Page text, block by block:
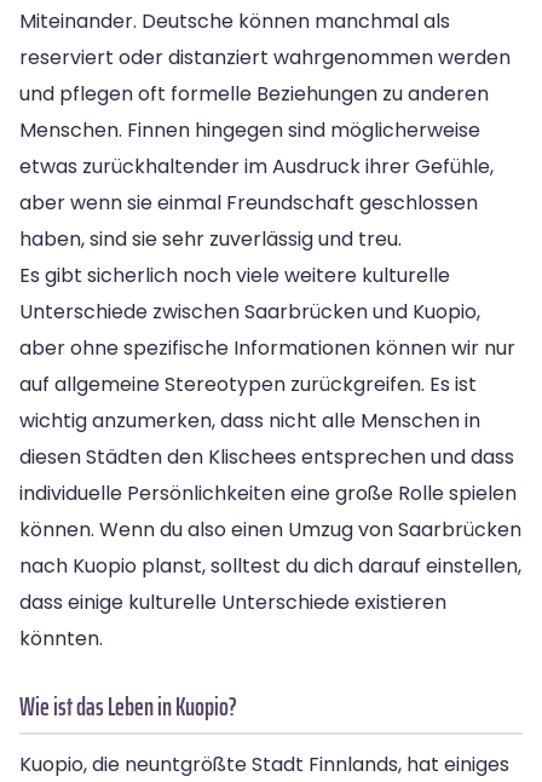
Miteinander. Deutsche können manchmal als
reserviert oder distanziert wahrgenommen werden
und pflegen oft formelle Beziehungen zu anderen
Menschen. Finnen hingegen sind möglicherweise
etwas zurückhaltender im Ausdruck ihrer Gefühle,
aber wenn sie einmal Freundschaft geschlossen
haben, sind sie sehr zuverlässig und treu.
Es gibt sicherlich noch viele weitere kulturelle
Unterschiede zwischen Saarbrücken und Kuopio,
aber ohne spezifische Informationen können wir nur
auf allgemeine Stereotypen zurückgreifen. Es ist
wichtig anzumerken, dass nicht alle Menschen in
diesen Städten den Klischees entsprechen und dass
individuelle Persönlichkeiten eine große Rolle spielen
können. Wenn du also einen Umzug von Saarbrücken
nach Kuopio planst, solltest du dich darauf einstellen,
dass einige kulturelle Unterschiede existieren
könnten.
Wie ist das Leben in Kuopio?
Kuopio, die neuntgrößte Stadt Finnlands, hat einiges